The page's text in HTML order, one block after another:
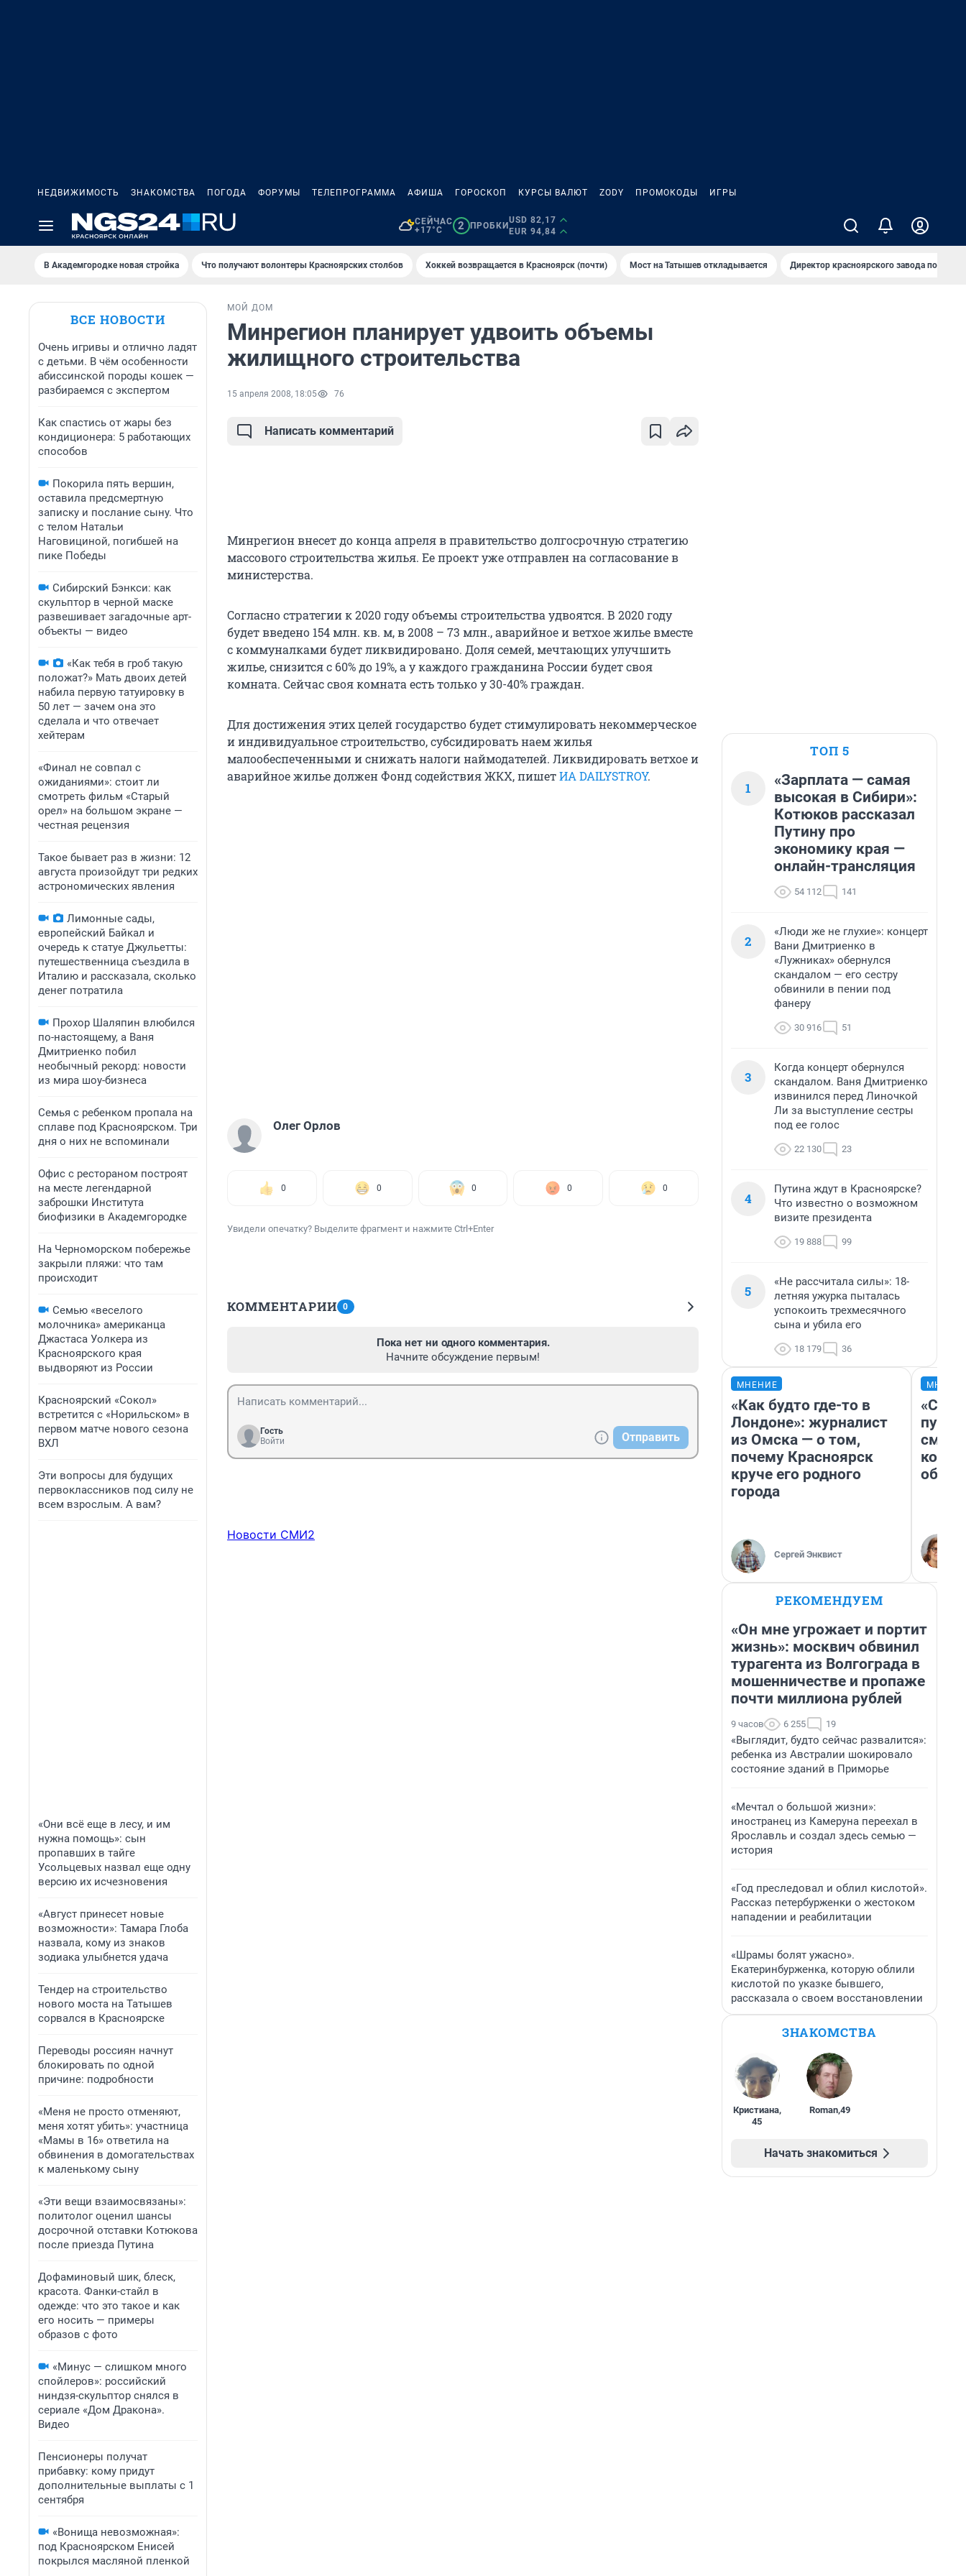
НЕДВИЖИМОСТЬ ЗНАКОМСТВА ПОГОДА ФОРУМЫ ТЕЛЕПРОГРАММА АФИША ГОРОСКОП КУРСЫ ВАЛЮТ ZODY ПРОМОКОДЫ ИГРЫ
СЕЙЧАС
+17°C
2 ПРОБКИ
USD 82,17
EUR 94,84
В Академгородке новая стройка Что получают волонтеры Красноярских столбов Хоккей возвращается в Красноярск (почти) Мост на Татышев откладывается Директор красноярского завода под
ВСЕ НОВОСТИ
Очень игривы и отлично ладят
с детьми. В чём особенности
абиссинской породы кошек —
разбираемся с экспертом
Как спастись от жары без
кондиционера: 5 работающих
способов
Покорила пять вершин,
оставила предсмертную
записку и послание сыну. Что
с телом Натальи
Наговициной, погибшей на
пике Победы
Сибирский Бэнкси: как
скульптор в черной маске
развешивает загадочные арт-
объекты — видео
«Как тебя в гроб такую
положат?» Мать двоих детей
набила первую татуировку в
50 лет — зачем она это
сделала и что отвечает
хейтерам
«Финал не совпал с
ожиданиями»: стоит ли
смотреть фильм «Старый
орел» на большом экране —
честная рецензия
Такое бывает раз в жизни: 12
августа произойдут три редких
астрономических явления
Лимонные сады,
европейский Байкал и
очередь к статуе Джульетты:
путешественница съездила в
Италию и рассказала, сколько
денег потратила
Прохор Шаляпин влюбился
по-настоящему, а Ваня
Дмитриенко побил
необычный рекорд: новости
из мира шоу-бизнеса
Семья с ребенком пропала на
сплаве под Красноярском. Три
дня о них не вспоминали
Офис с рестораном построят
на месте легендарной
заброшки Института
биофизики в Академгородке
На Черноморском побережье
закрыли пляжи: что там
происходит
Семью «веселого
молочника» американца
Джастаса Уолкера из
Красноярского края
выдворяют из России
Красноярский «Сокол»
встретится с «Норильском» в
первом матче нового сезона
ВХЛ
Эти вопросы для будущих
первоклассников под силу не
всем взрослым. А вам?
«Они всё еще в лесу, и им
нужна помощь»: сын
пропавших в тайге
Усольцевых назвал еще одну
версию их исчезновения
«Август принесет новые
возможности»: Тамара Глоба
назвала, кому из знаков
зодиака улыбнется удача
Тендер на строительство
нового моста на Татышев
сорвался в Красноярске
Переводы россиян начнут
блокировать по одной
причине: подробности
«Меня не просто отменяют,
меня хотят убить»: участница
«Мамы в 16» ответила на
обвинения в домогательствах
к маленькому сыну
«Эти вещи взаимосвязаны»:
политолог оценил шансы
досрочной отставки Котюкова
после приезда Путина
Дофаминовый шик, блеск,
красота. Фанки-стайл в
одежде: что это такое и как
его носить — примеры
образов с фото
«Минус — слишком много
спойлеров»: российский
ниндзя-скульптор снялся в
сериале «Дом Дракона».
Видео
Пенсионеры получат
прибавку: кому придут
дополнительные выплаты с 1
сентября
«Вонища невозможная»:
под Красноярском Енисей
покрылся масляной пленкой
МОЙ ДОМ
Минрегион планирует удвоить объемы
жилищного строительства
15 апреля 2008, 18:05 76
Написать комментарий
Минрегион внесет до конца апреля в правительство долгосрочную стратегию
массового строительства жилья. Ее проект уже отправлен на согласование в
министерства.
Согласно стратегии к 2020 году объемы строительства удвоятся. В 2020 году
будет введено 154 млн. кв. м, в 2008 – 73 млн., аварийное и ветхое жилье вместе
с коммуналками будет ликвидировано. Доля семей, мечтающих улучшить
жилье, снизится с 60% до 19%, а у каждого гражданина России будет своя
комната. Сейчас своя комната есть только у 30-40% граждан.
Для достижения этих целей государство будет стимулировать некоммерческое
и индивидуальное строительство, субсидировать наем жилья
малообеспеченными и снижать налоги наймодателей. Ликвидировать ветхое и
аварийное жилье должен Фонд содействия ЖКХ, пишетИА DAILYSTROY.
Олег Орлов
0 0 0 0 0
Увидели опечатку? Выделите фрагмент и нажмите Ctrl+Enter
КОММЕНТАРИИ 0
Пока нет ни одного комментария.
Начните обсуждение первым!
Гость
Войти
Отправить
Новости СМИ2
ТОП 5
1
«Зарплата — самая
высокая в Сибири»:
Котюков рассказал
Путину про
экономику края —
онлайн-трансляция
54 112 141
2
«Люди же не глухие»: концерт
Вани Дмитриенко в
«Лужниках» обернулся
скандалом — его сестру
обвинили в пении под
фанеру
30 916 51
3
Когда концерт обернулся
скандалом. Ваня Дмитриенко
извинился перед Линочкой
Ли за выступление сестры
под ее голос
22 130 23
4
Путина ждут в Красноярске?
Что известно о возможном
визите президента
19 888 99
5
«Не рассчитала силы»: 18-
летняя ужурка пыталась
успокоить трехмесячного
сына и убила его
18 179 36
МНЕНИЕ
«Как будто где-то в
Лондоне»: журналист
из Омска — о том,
почему Красноярск
круче его родного
города
Сергей Энквист
РЕКОМЕНДУЕМ
«Он мне угрожает и портит
жизнь»: москвич обвинил
турагента из Волгограда в
мошенничестве и пропаже
почти миллиона рублей
9 часов 6 255 19
«Выглядит, будто сейчас развалится»:
ребенка из Австралии шокировало
состояние зданий в Приморье
«Мечтал о большой жизни»:
иностранец из Камеруна переехал в
Ярославль и создал здесь семью —
история
«Год преследовал и облил кислотой».
Рассказ петербурженки о жестоком
нападении и реабилитации
«Шрамы болят ужасно».
Екатеринбурженка, которую облили
кислотой по указке бывшего,
рассказала о своем восстановлении
ЗНАКОМСТВА
Кристиана,
45
Roman,49
Начать знакомиться